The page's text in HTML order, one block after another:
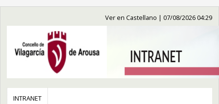
Ver en Castellano | 07/08/2026 04:29
INTRANET